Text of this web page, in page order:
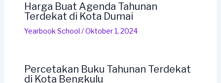
Harga Buat Agenda Tahunan
Terdekat di Kota Dumai
Yearbook School /Oktober 1, 2024
Percetakan Buku Tahunan Terdekat
di Kota Bengkulu